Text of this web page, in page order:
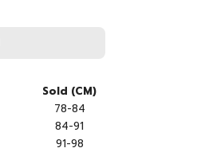
Sold (CM)
78-84
84-91
91-98